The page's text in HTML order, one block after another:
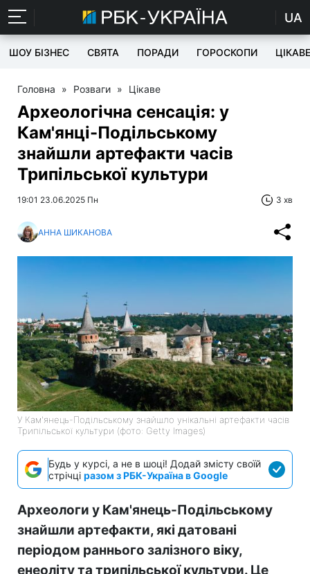
UA
ШОУ БІЗНЕС СВЯТА ПОРАДИ ГОРОСКОПИ ЦІКАВЕ
Головна » Розваги » Цікаве
Археологічна сенсація: у
Кам'янці-Подільському
знайшли артефакти часів
Трипільської культури
19:01 23.06.2025 Пн 3 хв
АННА ШИКАНОВА
У Кам'янець-Подільському знайшло унікальні артефакти часів
Трипільської культури (фото: Getty Images)
Будь у курсі, а не в шоці! Додай змісту своїй
стрічці разом з РБК-Україна в Google
Археологи у Кам'янець-Подільському
знайшли артефакти, які датовані
періодом раннього залізного віку,
енеоліту та трипільської культури. Це